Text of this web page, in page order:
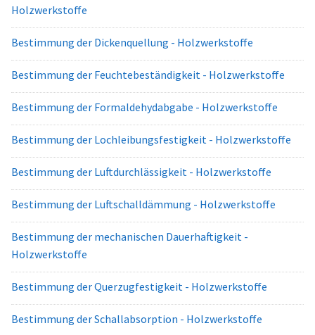
Holzwerkstoffe
Bestimmung der Dickenquellung - Holzwerkstoffe
Bestimmung der Feuchtebeständigkeit - Holzwerkstoffe
Bestimmung der Formaldehydabgabe - Holzwerkstoffe
Bestimmung der Lochleibungsfestigkeit - Holzwerkstoffe
Bestimmung der Luftdurchlässigkeit - Holzwerkstoffe
Bestimmung der Luftschalldämmung - Holzwerkstoffe
Bestimmung der mechanischen Dauerhaftigkeit -
Holzwerkstoffe
Bestimmung der Querzugfestigkeit - Holzwerkstoffe
Bestimmung der Schallabsorption - Holzwerkstoffe